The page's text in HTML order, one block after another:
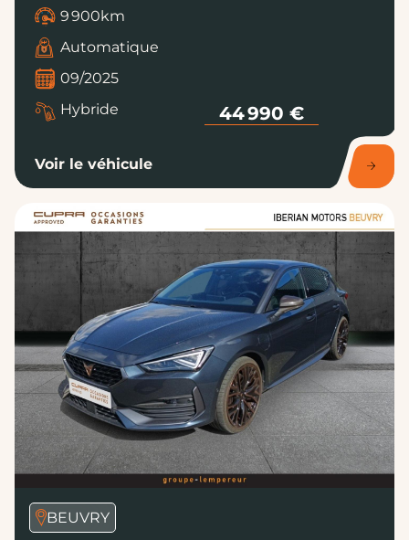
9 900km
Automatique
09/2025
Hybride
44 990 €
Voir le véhicule
BEUVRY